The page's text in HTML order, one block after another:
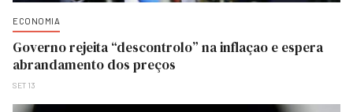
ECONOMIA
Governo rejeita “descontrolo” na inflaçao e espera
abrandamento dos preços
SET 13